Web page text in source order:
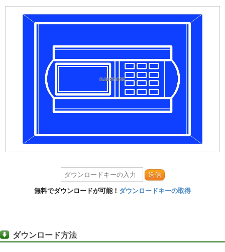
送信
無料でダウンロードが可能！ ダウンロードキーの取得
ダウンロード方法